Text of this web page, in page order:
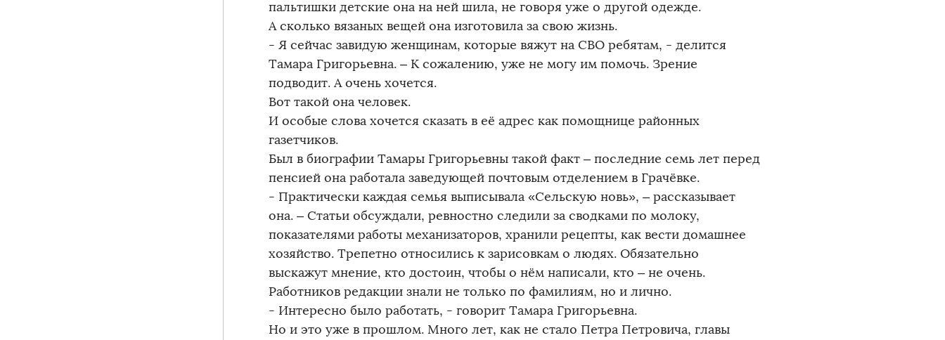
пальтишки детские она на ней шила, не говоря уже о другой одежде.
А сколько вязаных вещей она изготовила за свою жизнь.
- Я сейчас завидую женщинам, которые вяжут на СВО ребятам, - делится
Тамара Григорьевна. – К сожалению, уже не могу им помочь. Зрение
подводит. А очень хочется.
Вот такой она человек.
И особые слова хочется сказать в её адрес как помощнице районных
газетчиков.
Был в биографии Тамары Григорьевны такой факт – последние семь лет перед
пенсией она работала заведующей почтовым отделением в Грачёвке.
- Практически каждая семья выписывала «Сельскую новь», – рассказывает
она. – Статьи обсуждали, ревностно следили за сводками по молоку,
показателями работы механизаторов, хранили рецепты, как вести домашнее
хозяйство. Трепетно относились к зарисовкам о людях. Обязательно
выскажут мнение, кто достоин, чтобы о нём написали, кто – не очень.
Работников редакции знали не только по фамилиям, но и лично.
- Интересно было работать, - говорит Тамара Григорьевна.
Но и это уже в прошлом. Много лет, как не стало Петра Петровича, главы